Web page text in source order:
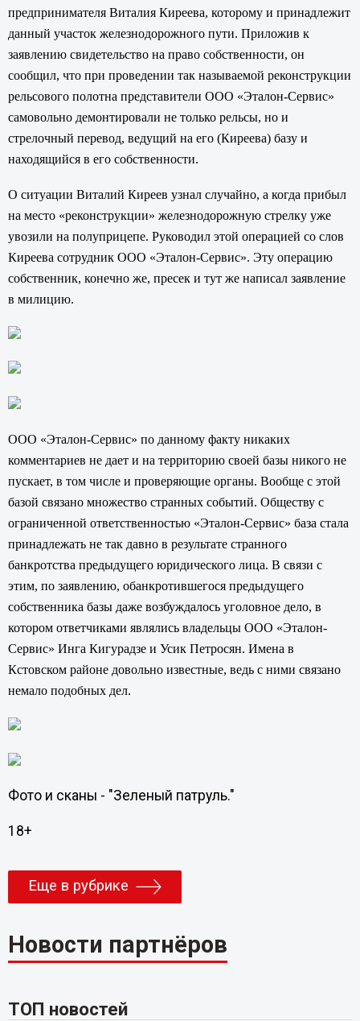
предпринимателя Виталия Киреева, которому и принадлежит
данный участок железнодорожного пути. Приложив к
заявлению свидетельство на право собственности, он
сообщил, что при проведении так называемой реконструкции
рельсового полотна представители ООО «Эталон-Сервис»
самовольно демонтировали не только рельсы, но и
стрелочный перевод, ведущий на его (Киреева) базу и
находящийся в его собственности.
О ситуации Виталий Киреев узнал случайно, а когда прибыл
на место «реконструкции» железнодорожную стрелку уже
увозили на полуприцепе. Руководил этой операцией со слов
Киреева сотрудник ООО «Эталон-Сервис». Эту операцию
собственник, конечно же, пресек и тут же написал заявление
в милицию.
ООО «Эталон-Сервис» по данному факту никаких
комментариев не дает и на территорию своей базы никого не
пускает, в том числе и проверяющие органы. Вообще с этой
базой связано множество странных событий. Обществу с
ограниченной ответственностью «Эталон-Сервис» база стала
принадлежать не так давно в результате странного
банкротства предыдущего юридического лица. В связи с
этим, по заявлению, обанкротившегося предыдущего
собственника базы даже возбуждалось уголовное дело, в
котором ответчиками являлись владельцы ООО «Эталон-
Сервис» Инга Кигурадзе и Усик Петросян. Имена в
Кстовском районе довольно известные, ведь с ними связано
немало подобных дел.
Фото и сканы - "Зеленый патруль."
18+
Еще в рубрике
Новости партнёров
ТОП новостей